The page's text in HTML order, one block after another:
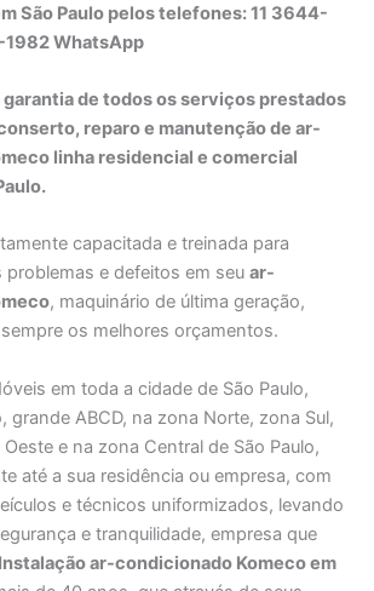
São Paulo pelos telefones: 11 3644-
1982 WhatsApp
garantia de todos os serviços prestados
reparo e manutenção de ar-
linha residencial e comercial
capacitada e treinada para
problemas e defeitos em seuar-
, maquinário de última geração,
os melhores orçamentos.
em toda a cidade de São Paulo,
grande ABCD, na zona Norte, zona Sul,
e na zona Central de São Paulo,
até a sua residência ou empresa, com
e técnicos uniformizados, levando
e tranquilidade, empresa que
Instalação ar-condicionado Komeco em